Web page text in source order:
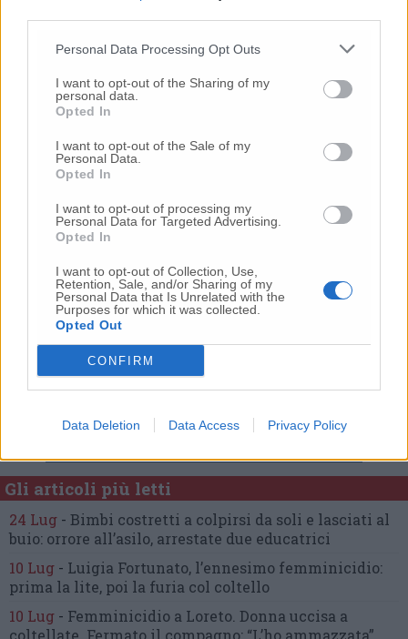
Personal Data Processing Opt Outs
I want to opt-out of the Sharing of my
personal data.
Opted In
I want to opt-out of the Sale of my
Personal Data.
Opted In
I want to opt-out of processing my
Personal Data for Targeted Advertising.
Opted In
I want to opt-out of Collection, Use,
Retention, Sale, and/or Sharing of my
Personal Data that Is Unrelated with the
Purposes for which it was collected.
Opted Out
CONFIRM
Data Deletion Data Access Privacy Policy
Commenti
Nessun commento presente
Commenta
Gli articoli più letti
24 Lug - Bimbi costretti a colpirsi da soli e lasciati al
buio: orrore all’asilo, arrestate due educatrici
10 Lug - Luigia Fortunato, l’ennesimo femminicidio:
prima la lite, poi la furia col coltello
10 Lug - Femminicidio a Loreto. Donna uccisa a
coltellate. Fermato il compagno: “L’ho ammazzata”